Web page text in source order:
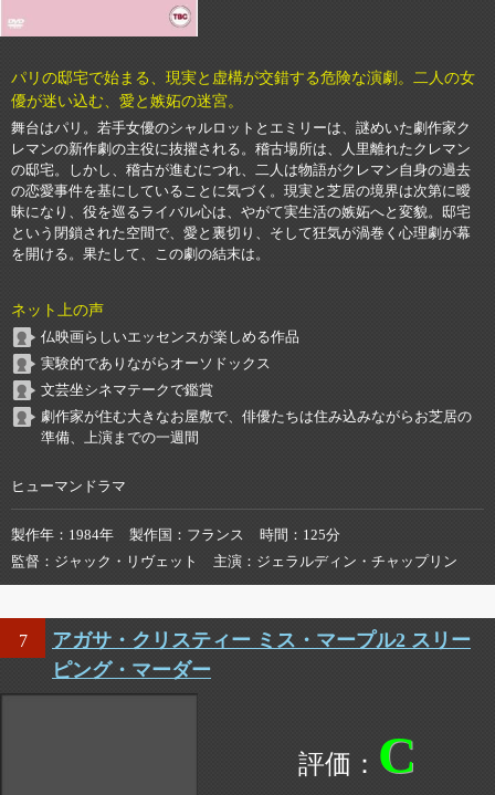
パリの邸宅で始まる、現実と虚構が交錯する危険な演劇。二人の女
優が迷い込む、愛と嫉妬の迷宮。
舞台はパリ。若手女優のシャルロットとエミリーは、謎めいた劇作家ク
レマンの新作劇の主役に抜擢される。稽古場所は、人里離れたクレマン
の邸宅。しかし、稽古が進むにつれ、二人は物語がクレマン自身の過去
の恋愛事件を基にしていることに気づく。現実と芝居の境界は次第に曖
昧になり、役を巡るライバル心は、やがて実生活の嫉妬へと変貌。邸宅
という閉鎖された空間で、愛と裏切り、そして狂気が渦巻く心理劇が幕
を開ける。果たして、この劇の結末は。
ネット上の声
仏映画らしいエッセンスが楽しめる作品
実験的でありながらオーソドックス
文芸坐シネマテークで鑑賞
劇作家が住む大きなお屋敷で、俳優たちは住み込みながらお芝居の
準備、上演までの一週間
ヒューマンドラマ
製作年 1984年 製作国 フランス 時間
125分
監督
ジャック・リヴェット 主演 ジェラルディン・チャップリン
7
アガサ・クリスティー ミス・マープル2 スリー
ピング・マーダー
C